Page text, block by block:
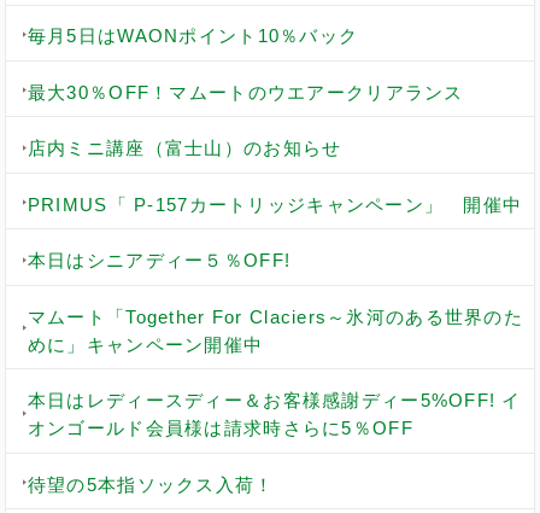
毎月5日はWAONポイント10％バック
最大30％OFF！マムートのウエアークリアランス
店内ミニ講座（富士山）のお知らせ
PRIMUS「 P-157カートリッジキャンペーン」 開催中
本日はシニアディー５％OFF!
マムート「Together For Claciers～氷河のある世界のた
めに」キャンペーン開催中
本日はレディースディー＆お客様感謝ディー5%OFF! イ
オンゴールド会員様は請求時さらに5％OFF
待望の5本指ソックス入荷！